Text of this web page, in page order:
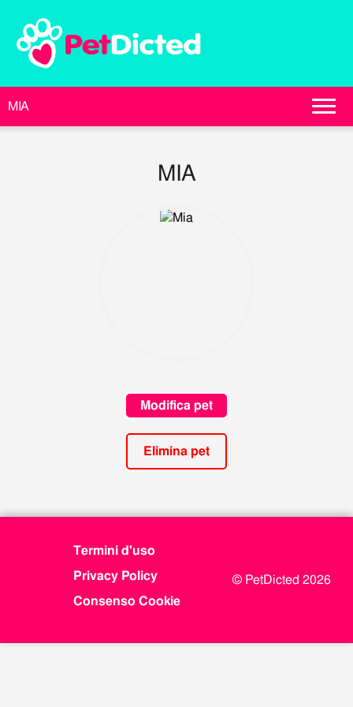
MIA
MIA
Modifica pet
Elimina pet
Termini d'uso
Privacy Policy
Consenso Cookie
© PetDicted 2026